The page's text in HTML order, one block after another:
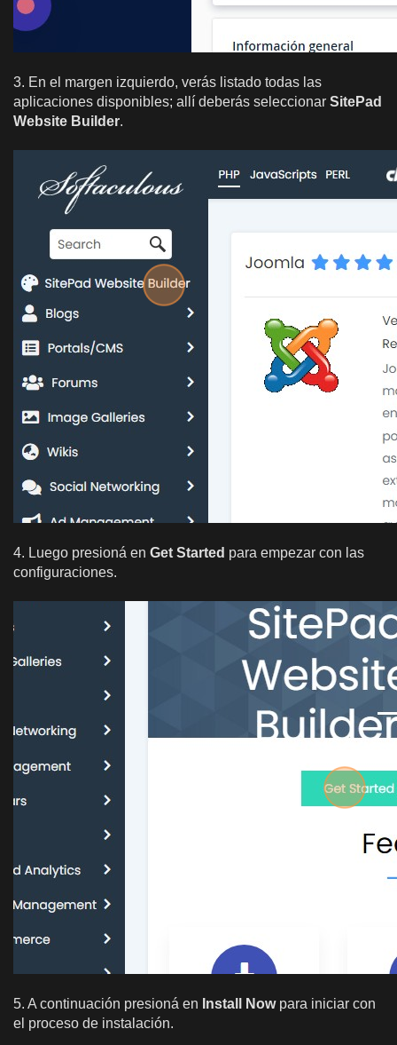
3. En el margen izquierdo, verás listado todas las
aplicaciones disponibles; allí deberás seleccionar SitePad
Website Builder.
4. Luego presioná en Get Started para empezar con las
configuraciones.
5. A continuación presioná en Install Nowpara iniciar con
el proceso de instalación.